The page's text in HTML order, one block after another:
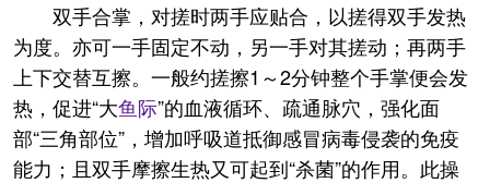
双手合掌，对搓时两手应贴合，以搓得双手发热
为度。亦可一手固定不动，另一手对其搓动；再两手
上下交替互擦。一般约搓擦1～2分钟整个手掌便会发
热，促进“大鱼际”的血液循环、疏通脉穴，强化面
部“三角部位”，增加呼吸道抵御感冒病毒侵袭的免疫
能力；且双手摩擦生热又可起到“杀菌”的作用。此操